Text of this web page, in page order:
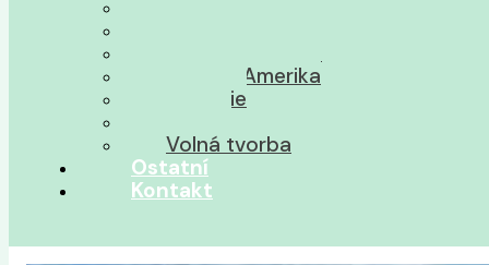
Střední Amerika
Oceánie
Volná tvorba
Ostatní
Kontakt